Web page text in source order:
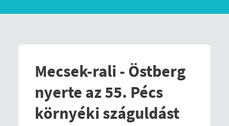
Mecsek-rali - Östberg
nyerte az 55. Pécs
környéki száguldást